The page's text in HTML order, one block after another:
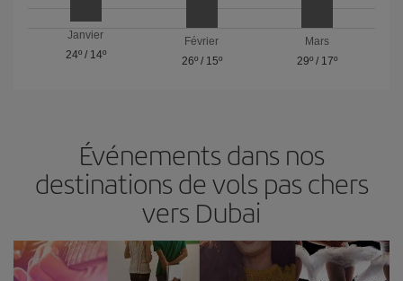
Janvier
24º/ 14º
Février
26º/ 15º
Mars
29º / 17º
Événements dans nos
destinations de vols pas chers
vers Dubai